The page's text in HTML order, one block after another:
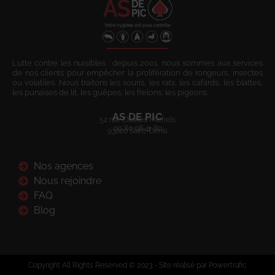
Lutte contre les nuisibles : depuis 2001, nous sommes aux services
de nos clients pour empêcher la prolifération de rongeurs, insectes
ou volatiles. Nous traitons les souris, les rats, les cafards, les blattes,
les punaises de lit, les guêpes, les frelons, les pigeons.
AS DE PIC
52 rue Charles Michels
93200 Saint-Denis
09 80 08 41 80
Nos agences
Nous rejoindre
FAQ
Blog
Copyright All Rights Reserved © 2023 - Site réalisé par Powertrafic